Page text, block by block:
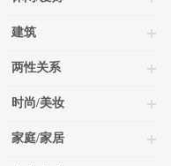
建筑
两性关系
时尚/美妆
家庭/家居